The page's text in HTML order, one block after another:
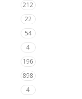
212
22
54
4
196
898
4